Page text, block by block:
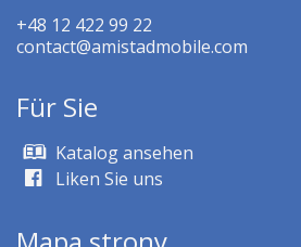
+48 12 422 99 22
contact@amistadmobile.com
Für Sie
Katalog ansehen
Liken Sie uns